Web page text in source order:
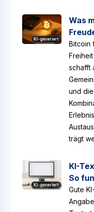
KI-generiert
Was
Bitcoin
schafft
und
trägt
KI-generiert
KI-
So
Gute